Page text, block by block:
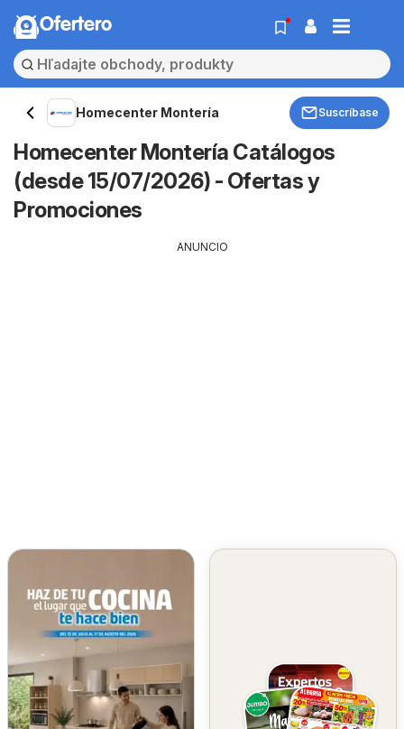
Ofertero
Homecenter Montería Suscríbase
Homecenter Montería Catálogos
(desde 15/07/2026) - Ofertas y
Promociones
ANUNCIO